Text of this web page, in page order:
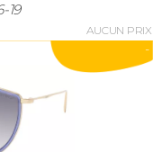
19
AUCUN PRIX
-